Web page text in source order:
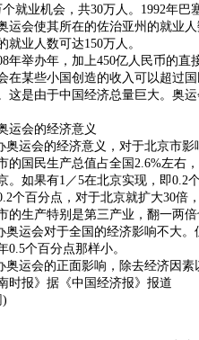
就业机会，共30万人。1992年
运会使其所在的佐治亚州的就业
就业人数可达150万人。
举办年，加上450亿人民币的直
某些小国创造的收入可以超过国
这是由于中国经济总量巨大。奥
会的经济意义
会的经济意义，对于北京市影
国民生产总值占全国2.6%左右，
。如果有1／5在北京实现，即0.2
个百分点，对于北京就扩大30倍
的生产特别是第三产业，翻一两
会对于全国的经济影响不大。
0.5个百分点那样小。
会的正面影响，除去经济因素
报》据《中国经济报》报道
)